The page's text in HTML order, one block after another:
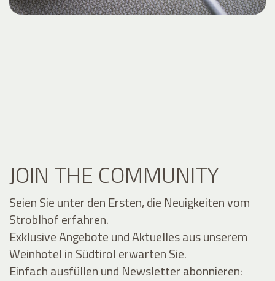
JOIN THE COMMUNITY
Seien Sie unter den Ersten, die Neuigkeiten vom
Stroblhof erfahren.
Exklusive Angebote und Aktuelles aus unserem
Weinhotel in Südtirol erwarten Sie.
Einfach ausfüllen und Newsletter abonnieren: